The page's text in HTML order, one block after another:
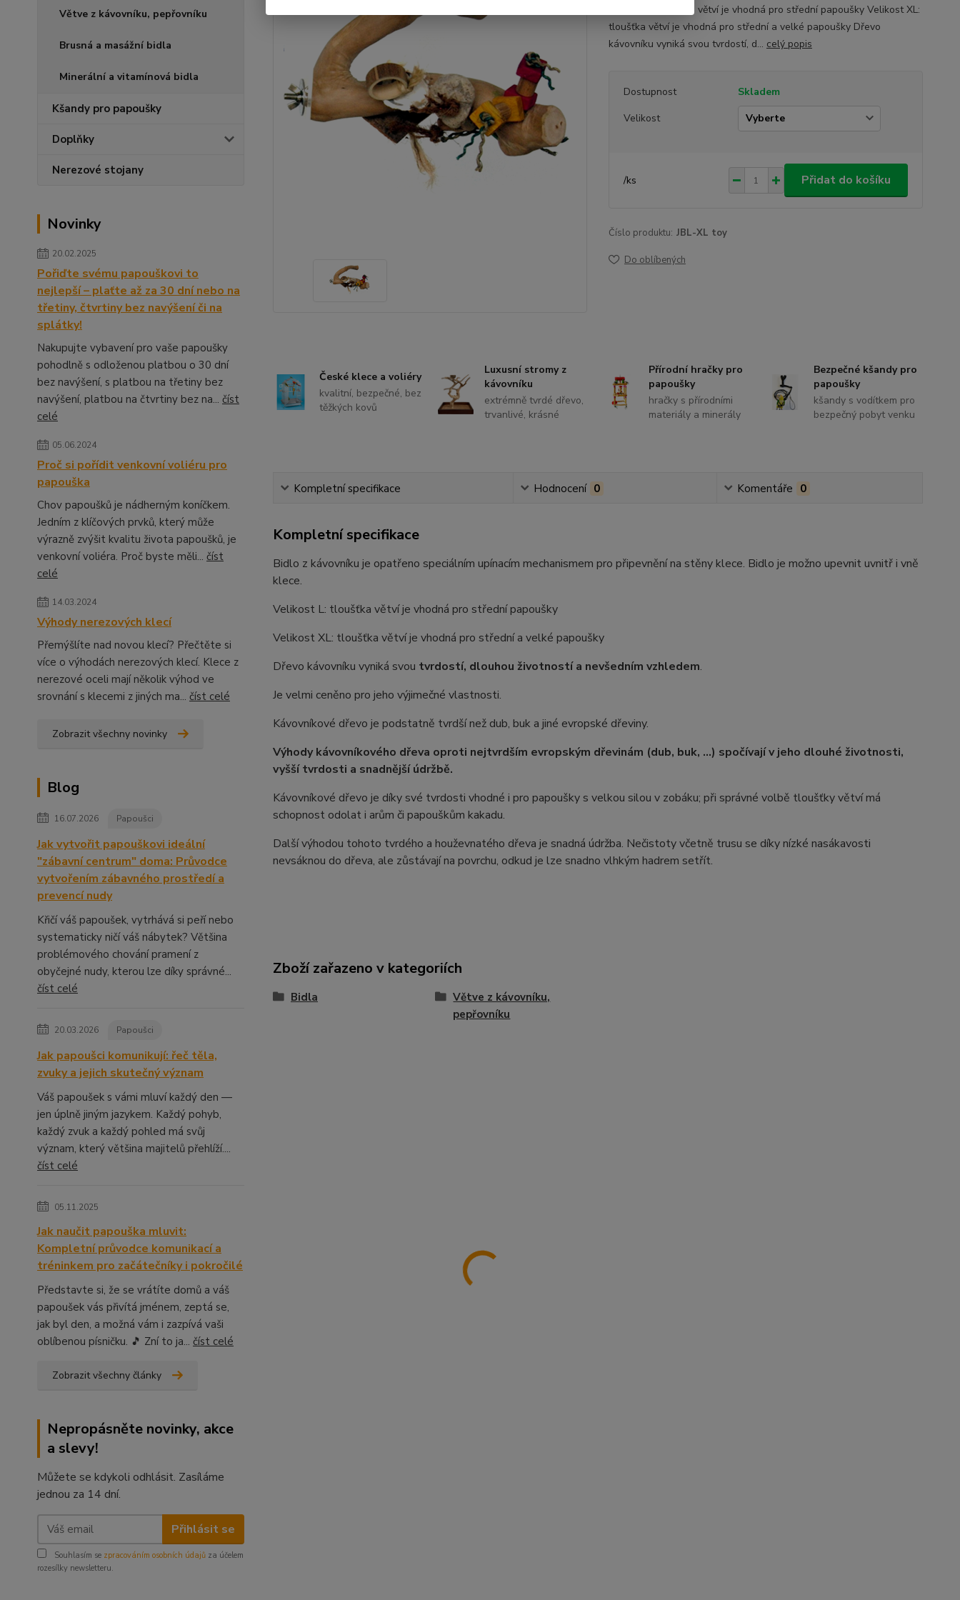
Větve z kávovníku, pepřovníku
Brusná a masážní bidla
Minerální a vitamínová bidla
Kšandy pro papoušky
Doplňky
Nerezové stojany
Novinky
20.02.2025
Pořiďte svému papouškovi to
nejlepší – plaťte až za 30 dní nebo na
třetiny, čtvrtiny bez navýšení či na
splátky!
Nakupujte vybavení pro vaše papoušky
pohodlně s odloženou platbou o 30 dní
bez navýšení, s platbou na třetiny bez
navýšení, platbou na čtvrtiny bez na... číst
celé
05.06.2024
Proč si pořídit venkovní voliéru pro
papouška
Chov papoušků je nádherným koníčkem.
Jedním z klíčových prvků, který může
výrazně zvýšit kvalitu života papoušků, je
venkovní voliéra. Proč byste měli... číst
celé
14.03.2024
Výhody nerezových klecí
Přemýšlíte nad novou klecí? Přečtěte si
více o výhodách nerezových klecí. Klece z
nerezové oceli mají několik výhod ve
srovnání s klecemi z jiných ma... číst celé
Zobrazit všechny novinky
Blog
16.07.2026 Papoušci
Jak vytvořit papouškovi ideální
"zábavní centrum" doma: Průvodce
vytvořením zábavného prostředí a
prevencí nudy
Křičí váš papoušek, vytrhává si peří nebo
systematicky ničí váš nábytek? Většina
problémového chování pramení z
obyčejné nudy, kterou lze díky správné...
číst celé
20.03.2026 Papoušci
Jak papoušci komunikují: řeč těla,
zvuky a jejich skutečný význam
Váš papoušek s vámi mluví každý den —
jen úplně jiným jazykem. Každý pohyb,
každý zvuk a každý pohled má svůj
význam, který většina majitelů přehlíží....
číst celé
05.11.2025
Jak naučit papouška mluvit:
Kompletní průvodce komunikací a
tréninkem pro začátečníky i pokročilé
Představte si, že se vrátíte domů a váš
papoušek vás přivítá jménem, zeptá se,
jak byl den, a možná vám i zazpívá vaši
oblíbenou písničku. 🎵 Zní to ja... číst celé
Zobrazit všechny články
Nepropásněte novinky, akce
a slevy!
Můžete se kdykoli odhlásit. Zasíláme
jednou za 14 dní.
Přihlásit se
Souhlasím se zpracováním osobních údajů za účelem
rozesílky newsletteru.
Velikost L: tloušťka větví je vhodná pro střední papoušky Velikost XL:
tloušťka větví je vhodná pro střední a velké papoušky Dřevo
kávovníku vyniká svou tvrdostí, d... celý popis
Dostupnost
Skladem
Velikost
/ks Přidat do košíku
Číslo produktu: JBL-XL toy
Do oblíbených
České klece a voliéry
kvalitní, bezpečné, bez
těžkých kovů
Luxusní stromy z
kávovníku
extrémně tvrdé dřevo,
trvanlivé, krásné
Přírodní hračky pro
papoušky
hračky s přírodními
materiály a minerály
Bezpečné kšandy pro
papoušky
kšandy s vodítkem pro
bezpečný pobyt venku
Kompletní specifikace Hodnocení 0 Komentáře 0
Kompletní specifikace
Bidlo z kávovníku je opatřeno speciálním upínacím mechanismem pro připevnění na stěny klece. Bidlo je možno upevnit uvnitř i vně
klece.
Velikost L: tloušťka větví je vhodná pro střední papoušky
Velikost XL: tloušťka větví je vhodná pro střední a velké papoušky
Dřevo kávovníku vyniká svou tvrdostí, dlouhou životností a nevšedním vzhledem.
Je velmi ceněno pro jeho výjimečné vlastnosti.
Kávovníkové dřevo je podstatně tvrdší než dub, buk a jiné evropské dřeviny.
Výhody kávovníkového dřeva oproti nejtvrdším evropským dřevinám (dub, buk, …) spočívají v jeho dlouhé životnosti,
vyšší tvrdosti a snadnější údržbě.
Kávovníkové dřevo je díky své tvrdosti vhodné i pro papoušky s velkou silou v zobáku; při správné volbě tloušťky větví má
schopnost odolat i arům či papouškům kakadu.
Další výhodou tohoto tvrdého a houževnatého dřeva je snadná údržba. Nečistoty včetně trusu se díky nízké nasákavosti
nevsáknou do dřeva, ale zůstávají na povrchu, odkud je lze snadno vlhkým hadrem setřít.
Zboží zařazeno v kategoriích
Bidla
Větve z kávovníku,
pepřovníku